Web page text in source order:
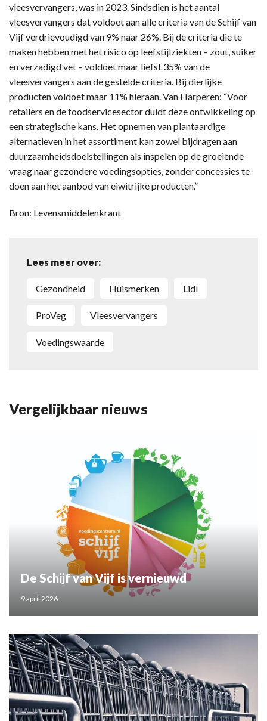
vleesvervangers, was in 2023. Sindsdien is het aantal
vleesvervangers dat voldoet aan alle criteria van de Schijf van
Vijf verdrievoudigd van 9% naar 26%. Bij de criteria die te
maken hebben met het risico op leefstijlziekten – zout, suiker
en verzadigd vet – voldoet maar liefst 35% van de
vleesvervangers aan de gestelde criteria. Bij dierlijke
producten voldoet maar 11% hieraan. Van Harperen: “Voor
retailers en de foodservicesector duidt deze ontwikkeling op
een strategische kans. Het opnemen van plantaardige
alternatieven in het assortiment kan zowel bijdragen aan
duurzaamheidsdoelstellingen als inspelen op de groeiende
vraag naar gezondere voedingsopties, zonder concessies te
doen aan het aanbod van eiwitrijke producten.”
Bron: Levensmiddelenkrant
Lees meer over:
Gezondheid Huismerken Lidl
ProVeg Vleesvervangers
Voedingswaarde
Vergelijkbaar nieuws
De Schijf van Vijf is vernieuwd
9 april 2026